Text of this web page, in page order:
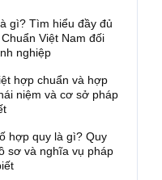
gì? Tìm hiểu đầy đủ
Việt Nam đối
nghiệp
hợp chuẩn và hợp
niệm và cơ sở pháp
hợp quy là gì? Quy
sơ và nghĩa vụ pháp